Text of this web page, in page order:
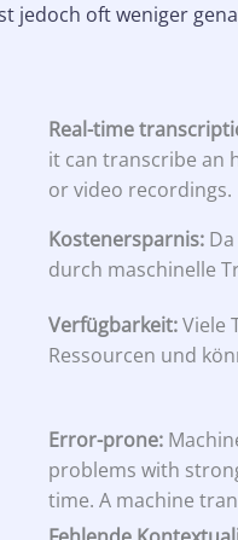
jedoch oft weniger
Real-time
it can transcribe an
or video recordings.
Kostenersparnis:
durch maschinelle
Verfügbarkeit:Viele
Ressourcen und
Error-prone:
problems with
time. A machine